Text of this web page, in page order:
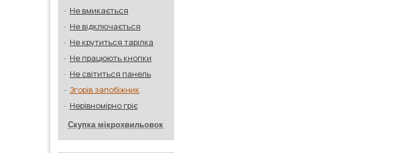
Не вмикається
Не відключається
Не крутиться тарілка
Не працюють кнопки
Не світиться панель
Згорів запобіжник
Нерівномірно гріє
Скупка мікрохвильовок